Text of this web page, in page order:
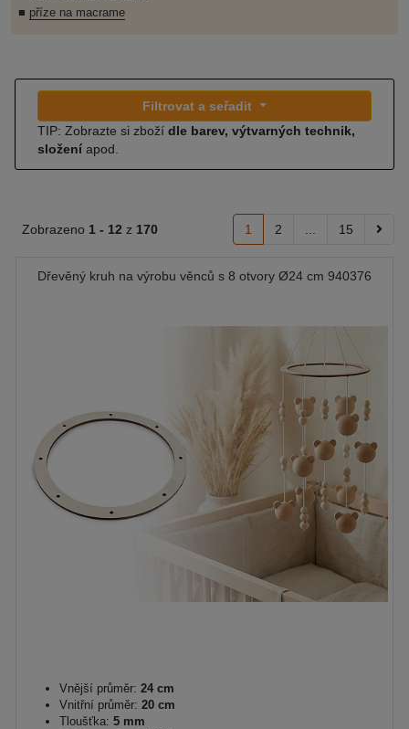
■ příze na macrame
Filtrovat a seřadit
TIP: Zobrazte si zboží dle barev, výtvarných technik,
složení apod.
Zobrazeno 1 - 12 z 170 1 2 15
Dřevěný kruh na výrobu věnců s 8 otvory Ø24 cm 940376
Vnější průměr: 24 cm
Vnitřní průměr: 20 cm
Tloušťka: 5 mm